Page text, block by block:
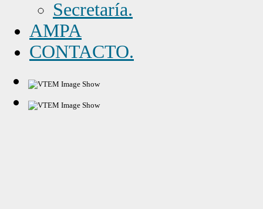
Secretaría.
AMPA
CONTACTO.